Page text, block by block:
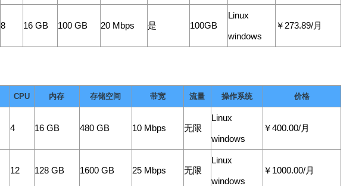
8 16 GB 100 GB 20 Mbps 是 100GB
Linux
windows
￥273.89/月
CPU 内存 存储空间 带宽 流量 操作系统 价格
4 16 GB 480 GB 10 Mbps 无限
Linux
windows
￥400.00/月
12 128 GB 1600 GB 25 Mbps 无限
Linux
windows
￥1000.00/月